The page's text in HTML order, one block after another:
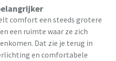
comfort een steeds grotere
een ruimte waar ze zich
Dat zie je terug in
en comfortabele